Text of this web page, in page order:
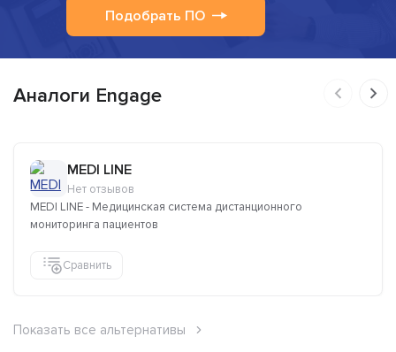
Подобрать ПО
Аналоги Engage
MEDI LINE
Нет отзывов
MEDI LINE - Медицинская система дистанционного
мониторинга пациентов
Сравнить
Показать все альтернативы